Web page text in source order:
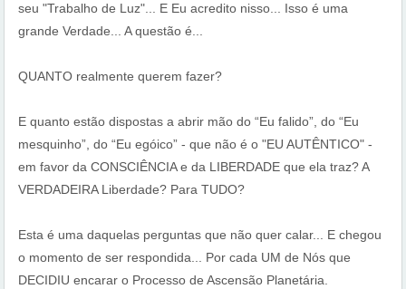
seu "Trabalho de Luz"... E Eu acredito nisso... Isso é uma
grande Verdade... A questão é...
QUANTO realmente querem fazer?
E quanto estão dispostas a abrir mão do “Eu falido”, do “Eu
mesquinho”, do “Eu egóico” - que não é o "EU AUTÊNTICO" -
em favor da CONSCIÊNCIA e da LIBERDADE que ela traz? A
VERDADEIRA Liberdade? Para TUDO?
Esta é uma daquelas perguntas que não quer calar... E chegou
o momento de ser respondida... Por cada UM de Nós que
DECIDIU encarar o Processo de Ascensão Planetária.